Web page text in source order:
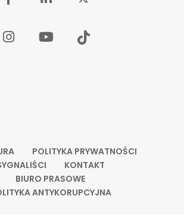
POLITYKA PRYWATNOŚCI
KONTAKT
BIURO PRASOWE
ANTYKORUPCYJNA